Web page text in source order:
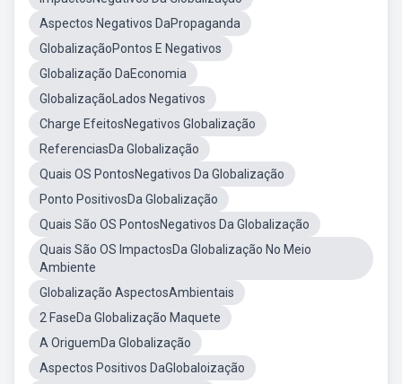
Aspectos Negativos DaPropaganda
GlobalizaçãoPontos E Negativos
Globalização DaEconomia
GlobalizaçãoLados Negativos
Charge EfeitosNegativos Globalização
ReferenciasDa Globalização
Quais OS PontosNegativos Da Globalização
Ponto PositivosDa Globalização
Quais São OS PontosNegativos Da Globalização
Quais São OS ImpactosDa Globalização No Meio
Ambiente
Globalização AspectosAmbientais
2 FaseDa Globalização Maquete
A OriguemDa Globalização
Aspectos Positivos DaGlobaloização